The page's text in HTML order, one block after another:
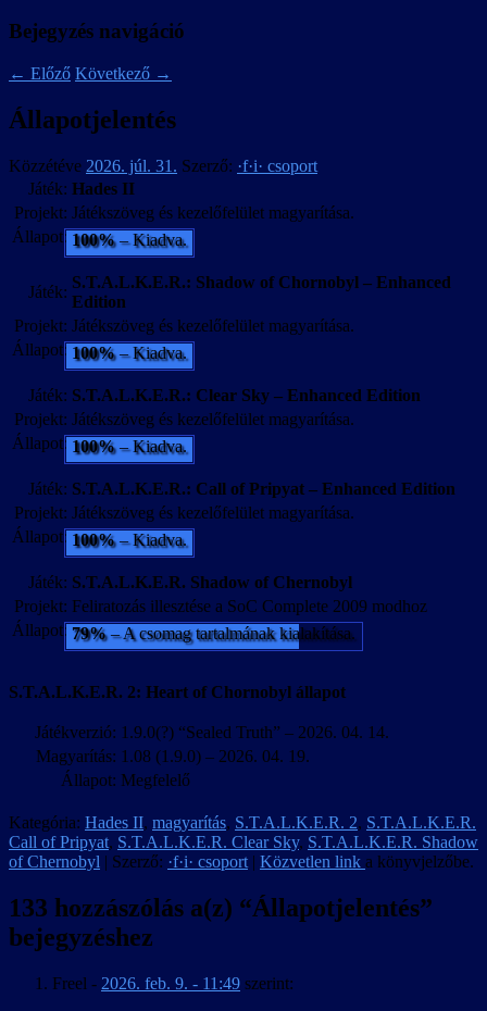
Bejegyzés navigáció
← Előző Következő →
Állapotjelentés
Közzétéve 2026. júl. 31. Szerző: ·f·i· csoport
Játék: Hades II
Projekt: Játékszöveg és kezelőfelület magyarítása.
Állapot: 100%– Kiadva.
Játék:
S.T.A.L.K.E.R.: Shadow of Chornobyl – Enhanced
Edition
Projekt: Játékszöveg és kezelőfelület magyarítása.
Állapot: 100%– Kiadva.
Játék: S.T.A.L.K.E.R.: Clear Sky – Enhanced Edition
Projekt: Játékszöveg és kezelőfelület magyarítása.
Állapot: 100%– Kiadva.
Játék: S.T.A.L.K.E.R.: Call of Pripyat – Enhanced Edition
Projekt: Játékszöveg és kezelőfelület magyarítása.
Állapot: 100%– Kiadva.
Játék: S.T.A.L.K.E.R. Shadow of Chernobyl
Projekt: Feliratozás illesztése a SoC Complete 2009 modhoz
Állapot: 79%– A csomag tartalmának kialakítása.
S.T.A.L.K.E.R. 2: Heart of Chornobyl állapot
Játékverzió: 1.9.0(?) “Sealed Truth” – 2026. 04. 14.
Magyarítás: 1.08 (1.9.0) – 2026. 04. 19.
Állapot: Megfelelő
Kategória: Hades II, magyarítás, S.T.A.L.K.E.R. 2, S.T.A.L.K.E.R.
Call of Pripyat, S.T.A.L.K.E.R. Clear Sky, S.T.A.L.K.E.R. Shadow
of Chernobyl | Szerző: ·f·i· csoport | Közvetlen link a könyvjelzőbe.
133 hozzászólás a(z) “Állapotjelentés”
bejegyzéshez
Freel - 2026. feb. 9. - 11:49 szerint: